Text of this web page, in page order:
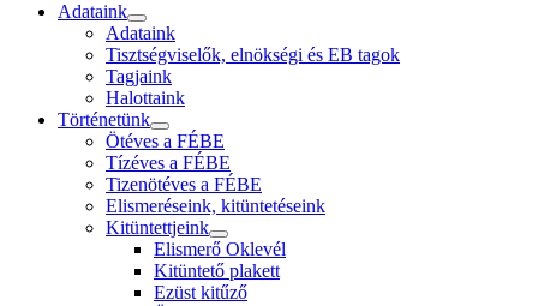
Adataink
Adataink
Tisztségviselők, elnökségi és EB tagok
Tagjaink
Halottaink
Történetünk
Ötéves a FÉBE
Tízéves a FÉBE
Tizenötéves a FÉBE
Elismeréseink, kitüntetéseink
Kitüntettjeink
Elismerő Oklevél
Kitüntető plakett
Ezüst kitűző